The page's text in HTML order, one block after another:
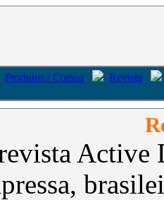
Produtos / Cursos
Revista
Active